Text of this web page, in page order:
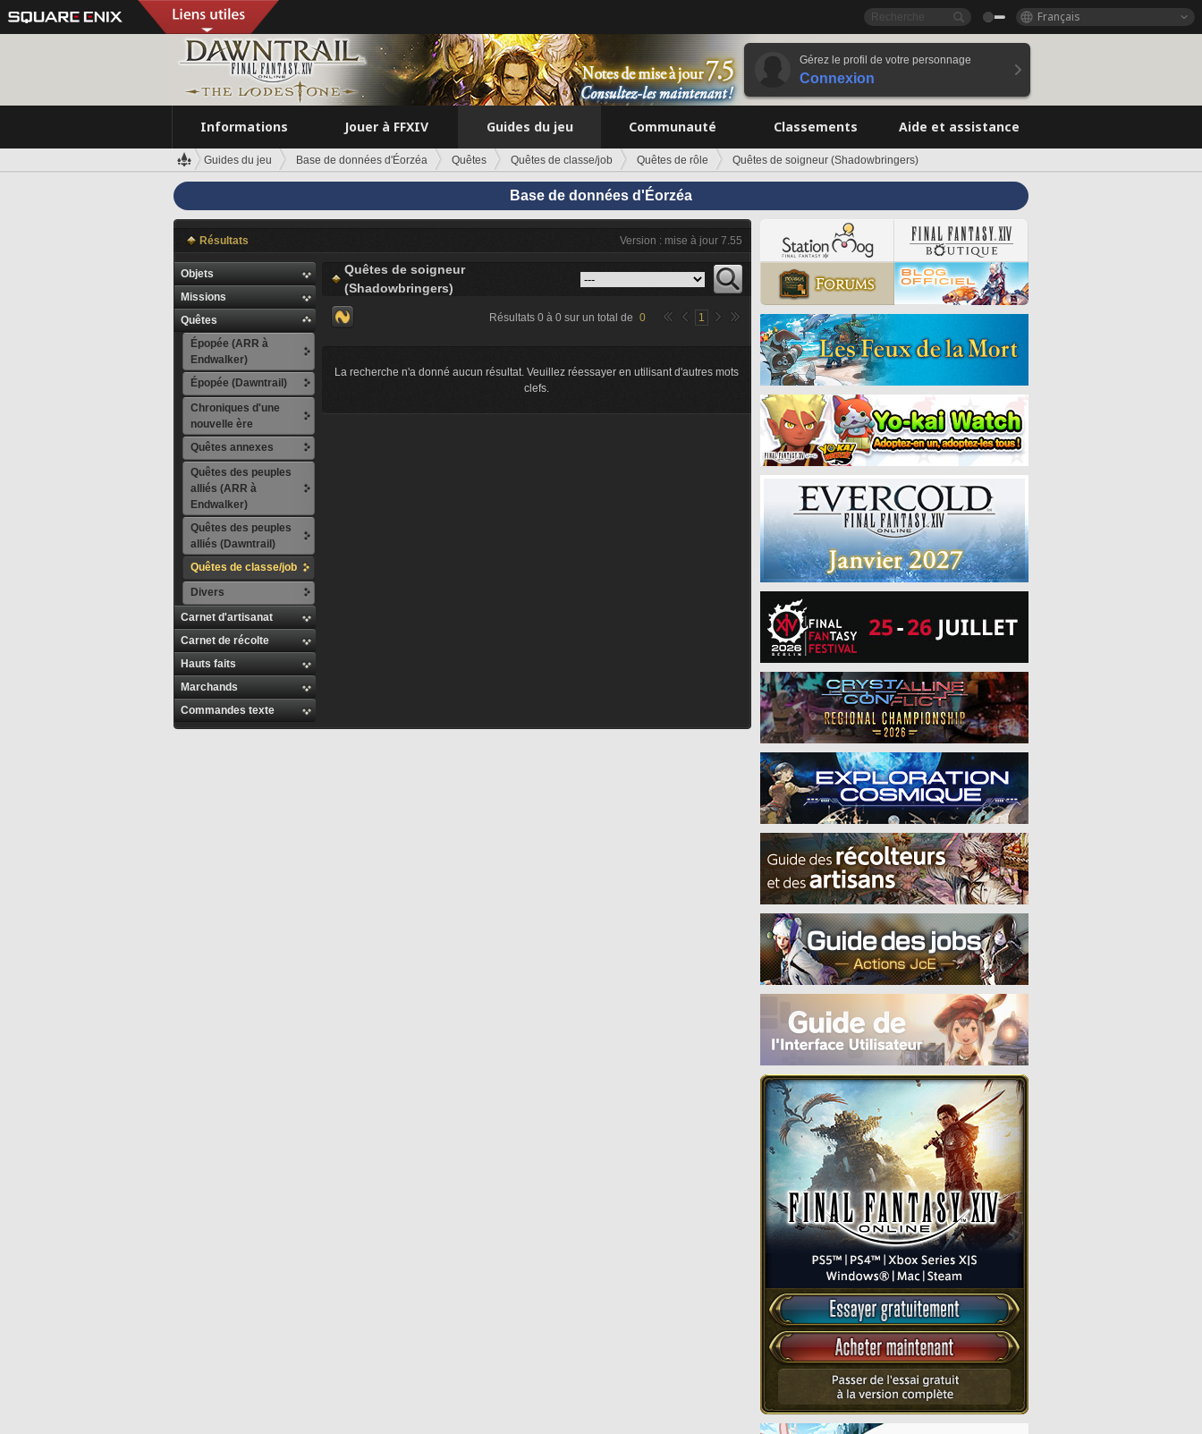
Français
Gérez le profil de votre personnage
Connexion
Informations Jouer à FFXIV Guides du jeu Communauté Classements Aide et assistance
Guides du jeu Base de données d'Éorzéa Quêtes Quêtes de classe/job Quêtes de rôle Quêtes de soigneur (Shadowbringers)
Base de données d'Éorzéa
Résultats Version : mise à jour 7.55
Objets
Missions
Quêtes
Épopée (ARR à
Endwalker)
Épopée (Dawntrail)
Chroniques d'une
nouvelle ère
Quêtes annexes
Quêtes des peuples
alliés (ARR à
Endwalker)
Quêtes des peuples
alliés (Dawntrail)
Quêtes de classe/job
Divers
Carnet d'artisanat
Carnet de récolte
Hauts faits
Marchands
Commandes texte
Quêtes de soigneur
(Shadowbringers)
Résultats 0 à 0 sur un total de 0 1
La recherche n'a donné aucun résultat. Veuillez réessayer en utilisant d'autres mots
clefs.